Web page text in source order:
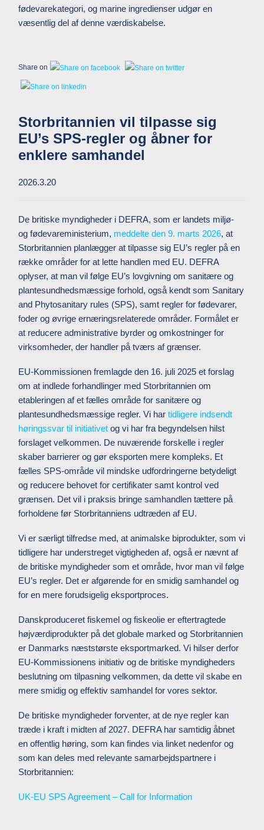
fødevarekategori, og marine ingredienser udgør en
væsentlig del af denne værdiskabelse.
Share on
Storbritannien vil tilpasse sig
EU’s SPS-regler og åbner for
enklere samhandel
2026.3.20
De britiske myndigheder i DEFRA, som er landets miljø-
og fødevareministerium, meddelte den 9. marts 2026, at
Storbritannien planlægger at tilpasse sig EU’s regler på en
række områder for at lette handlen med EU. DEFRA
oplyser, at man vil følge EU’s lovgivning om sanitære og
plantesundhedsmæssige forhold, også kendt som Sanitary
and Phytosanitary rules (SPS), samt regler for fødevarer,
foder og øvrige ernæringsrelaterede områder. Formålet er
at reducere administrative byrder og omkostninger for
virksomheder, der handler på tværs af grænser.
EU-Kommissionen fremlagde den 16. juli 2025 et forslag
om at indlede forhandlinger med Storbritannien om
etableringen af et fælles område for sanitære og
plantesundhedsmæssige regler. Vi hartidligere indsendt
høringssvar til initiativet og vi har fra begyndelsen hilst
forslaget velkommen. De nuværende forskelle i regler
skaber barrierer og gør eksporten mere kompleks. Et
fælles SPS-område vil mindske udfordringerne betydeligt
og reducere behovet for certifikater samt kontrol ved
grænsen. Det vil i praksis bringe samhandlen tættere på
forholdene før Storbritanniens udtræden af EU.
Vi er særligt tilfredse med, at animalske biprodukter, som vi
tidligere har understreget vigtigheden af, også er nævnt af
de britiske myndigheder som et område, hvor man vil følge
EU’s regler. Det er afgørende for en smidig samhandel og
for en mere forudsigelig eksportproces.
Danskproduceret fiskemel og fiskeolie er eftertragtede
højværdiprodukter på det globale marked og Storbritannien
er Danmarks næststørste eksportmarked. Vi hilser derfor
EU-Kommissionens initiativ og de britiske myndigheders
beslutning om tilpasning velkommen, da dette vil skabe en
mere smidig og effektiv samhandel for vores sektor.
De britiske myndigheder forventer, at de nye regler kan
træde i kraft i midten af 2027. DEFRA har samtidig åbnet
en offentlig høring, som kan findes via linket nedenfor og
som kan deles med relevante samarbejdspartnere i
Storbritannien:
UK-EU SPS Agreement – Call for Information